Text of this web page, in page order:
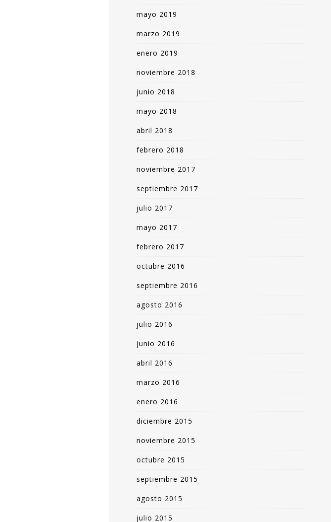
mayo 2019
marzo 2019
enero 2019
noviembre 2018
junio 2018
mayo 2018
abril 2018
febrero 2018
noviembre 2017
septiembre 2017
julio 2017
mayo 2017
febrero 2017
octubre 2016
septiembre 2016
agosto 2016
julio 2016
junio 2016
abril 2016
marzo 2016
enero 2016
diciembre 2015
noviembre 2015
octubre 2015
septiembre 2015
agosto 2015
julio 2015